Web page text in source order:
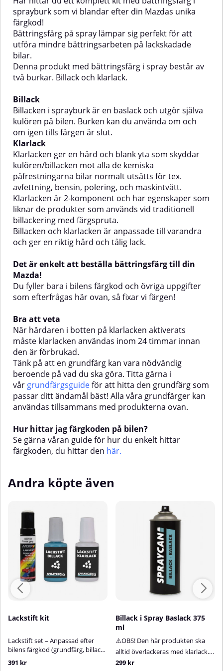
Burken kan du använda om och
om igen tills färgen är
slut.KlarlackKlarlacken ger en
hård och blank yta som skyddar
kulören/billacken mot alla de
kemiska påfrestningarna bilar
normalt utsätts för tex.
avfettning, bensin, polering, och
maskintvätt.Klarlacken är 2-
som liknar de produkter som
används vid traditionell
billackering med
färgspruta.Billacken och
klarlacken är anpassade till
varandra och ger en riktig hård
och tålig lack.Det är enkelt att
beställa bättringsfärg till din
Volvo!Du fyller bara i bilens
färgkod och övriga uppgifter som
efterfrågas här ovan, så fixar vi
färgen!Bra att vetaNär härdaren i
botten på klarlacken aktiverats
måste klarlacken användas inom
24 timmar innan den är
förbrukad.Tänk på att en
grundfärg kan vara nödvändig
Titta gärna i
vår grundfärgsguide för att hitta
den grundfärg som passar ditt
ändamål bäst! Alla våra
grundfärger kan användas
tillsammans med produkterna
bilen?Se gärna våran guide för
hur du enkelt hittar färgkoden,
du hittar den här.
Burken kan du använda om och
om igen tills färgen är
hård och blank yta som skyddar
kulören/billacken mot alla de
normalt utsätts för tex.
avfettning, bensin, polering, och
maskintvätt.Klarlacken är 2-
används vid traditionell
billackering med
färgspruta.Billacken och
och tålig lack.Det är enkelt att
beställa bättringsfärg till din
Honda!Du fyller bara i bilens
färgkod och övriga uppgifter som
efterfrågas här ovan, så fixar vi
färgen!Bra att vetaNär härdaren i
botten på klarlacken aktiverats
måste klarlacken användas inom
24 timmar innan den är
förbrukad.Tänk på att en
grundfärg kan vara nödvändig
Titta gärna i vår grundfärgsguide
för att hitta den grundfärg som
våra grundfärger kan användas
tillsammans med produkterna
ovan.Hur hittar jag färgkoden på
du hittar den här.
sprayburk som vi blandar efter din Mazdas unika
färgkod!
Bättringsfärg på spray lämpar sig perfekt för att
utföra mindre bättringsarbeten på lackskadade
bilar.
Denna produkt med bättringsfärg i spray består av
två burkar. Billack och klarlack.
Billack
Billacken i sprayburk är en baslack och utgör själva
kulören på bilen. Burken kan du använda om och
om igen tills färgen är slut.
Klarlack
Klarlacken ger en hård och blank yta som skyddar
kulören/billacken mot alla de kemiska
påfrestningarna bilar normalt utsätts för tex.
avfettning, bensin, polering, och maskintvätt.
Klarlacken är 2-komponent och har egenskaper som
liknar de produkter som används vid traditionell
billackering med färgspruta.
Billacken och klarlacken är anpassade till varandra
och ger en riktig hård och tålig lack.
Det är enkelt att beställa bättringsfärg till din
Mazda!
Du fyller bara i bilens färgkod och övriga uppgifter
som efterfrågas här ovan, så fixar vi färgen!
Bra att veta
När härdaren i botten på klarlacken aktiverats
måste klarlacken användas inom 24 timmar innan
den är förbrukad.
Tänk på att en grundfärg kan vara nödvändig
beroende på vad du ska göra. Titta gärna i
vår grundfärgsguideför att hitta den grundfärg som
passar ditt ändamål bäst! Alla våra grundfärger kan
användas tillsammans med produkterna ovan.
Hur hittar jag färgkoden på bilen?
Se gärna våran guide för hur du enkelt hittar
färgkoden, du hittar den här.
Andra köpte även
Lackstift kit
Lackstift set – Anpassad efter
bilens färgkod (grundfärg, billack
+ klarlack)Med vårt lättanvända
lackstiftskit får du en mycket god
391 kr
Billack i Spray Baslack 375
ml
⚠️OBS! Den här produkten ska
alltid överlackeras med klarlack.
Klarlack ingår inte i
299 kr